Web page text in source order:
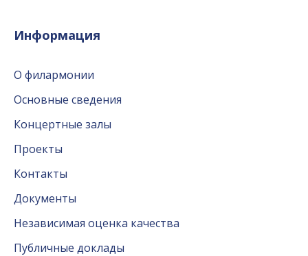
Информация
О филармонии
Основные сведения
Концертные залы
Проекты
Контакты
Документы
Независимая оценка качества
Публичные доклады